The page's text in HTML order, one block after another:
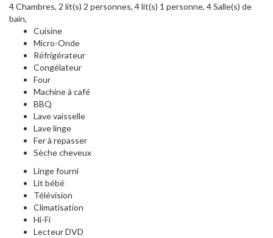
4 Chambres, 2 lit(s) 2 personnes, 4 lit(s) 1 personne, 4 Salle(s) de
bain,
Cuisine
Micro-Onde
Réfrigérateur
Congélateur
Four
Machine à café
BBQ
Lave vaisselle
Lave linge
Fer à repasser
Sèche cheveux
Linge fourni
Lit bébé
Télévision
Climatisation
Hi-Fi
Lecteur DVD